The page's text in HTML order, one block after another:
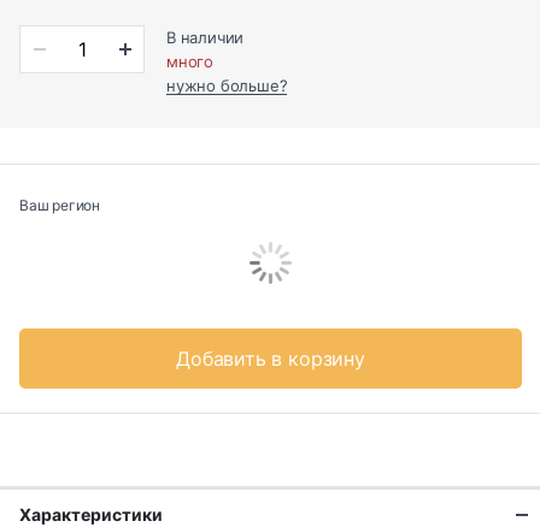
В наличии
много
нужно больше?
Ваш регион
Добавить в корзину
Характеристики